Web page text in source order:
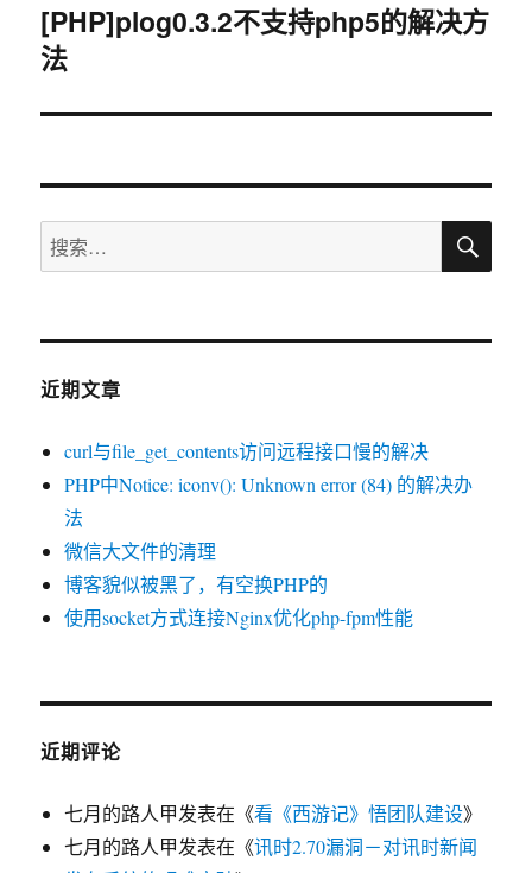
下
篇
章：
[PHP]plog0.3.2不支持php5的解决方
法
搜
索：
搜
近期文章
curl与file_get_contents访问远程接口慢的解决
PHP中Notice: iconv(): Unknown error (84) 的解决办
法
微信大文件的清理
博客貌似被黑了，有空换PHP的
使用socket方式连接Nginx优化php-fpm性能
近期评论
七月的路人甲发表在《看《西游记》悟团队建设》
七月的路人甲发表在《讯时2.70漏洞－对讯时新闻